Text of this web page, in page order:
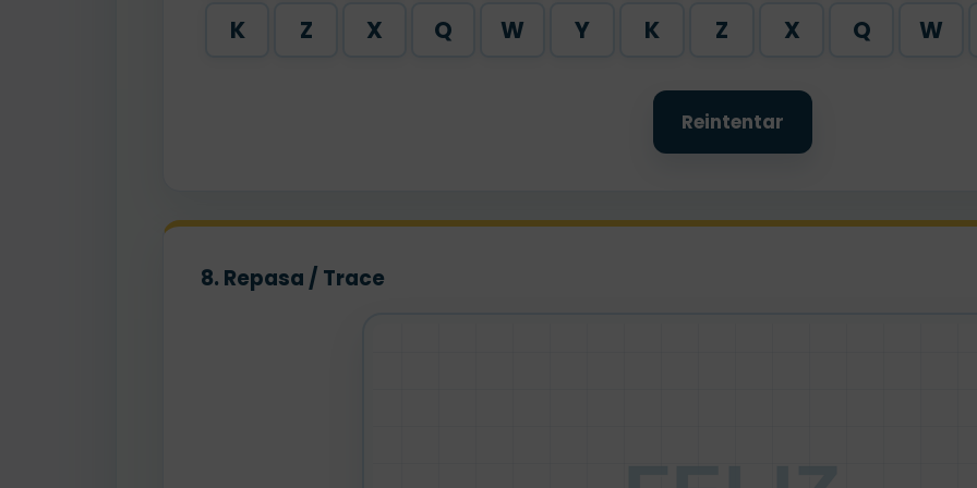
K Z X Q W Y K Z X Q W
Reintentar
8. Repasa / Trace